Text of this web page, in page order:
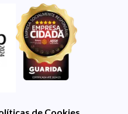
de Cookies